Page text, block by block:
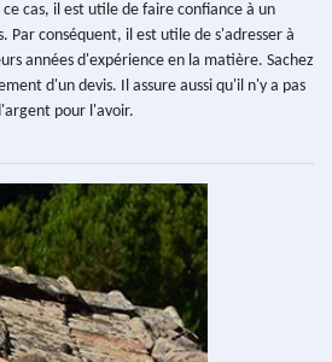
cas, il est utile de faire confiance à un
Par conséquent, il est utile de s'adresser à
années d'expérience en la matière. Sachez
d'un devis. Il assure aussi qu'il n'y a pas
pour l'avoir.